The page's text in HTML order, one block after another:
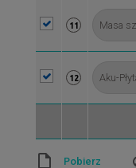
11
12
Pobierz